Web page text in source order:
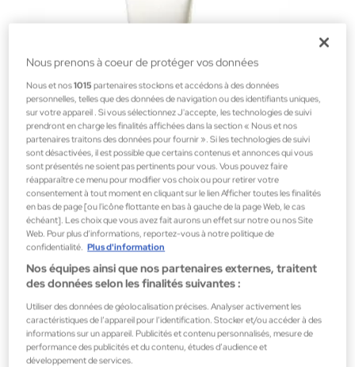
Decorté
Cosmétiques nettoyants pour le visage
25,95 €
Nous prenons à coeur de protéger vos données
Nous et nos1015 partenaires stockons et accédons à des données
personnelles, telles que des données de navigation ou des identifiants uniques,
sur votre appareil . Si vous sélectionnez J'accepte, les technologies de suivi
prendront en charge les finalités affichées dans la section « Nous et nos
partenaires traitons des données pour fournir ». Si les technologies de suivi
sont désactivées, il est possible que certains contenus et annonces qui vous
sont présentés ne soient pas pertinents pour vous. Vous pouvez faire
réapparaître ce menu pour modifier vos choix ou pour retirer votre
consentement à tout moment en cliquant sur le lien Afficher toutes les finalités
en bas de page [ou l'icône flottante en bas à gauche de la page Web, le cas
échéant]. Les choix que vous avez fait aurons un effet sur notre ou nos Site
Web. Pour plus d’informations, reportez-vous à notre politique de
confidentialité. Plus d'information
Nos équipes ainsi que nos partenaires externes, traitent
des données selon les finalités suivantes :
Utiliser des données de géolocalisation précises. Analyser activement les
caractéristiques de l’appareil pour l’identification. Stocker et/ou accéder à des
informations sur un appareil. Publicités et contenu personnalisés, mesure de
performance des publicités et du contenu, études d’audience et
développement de services.